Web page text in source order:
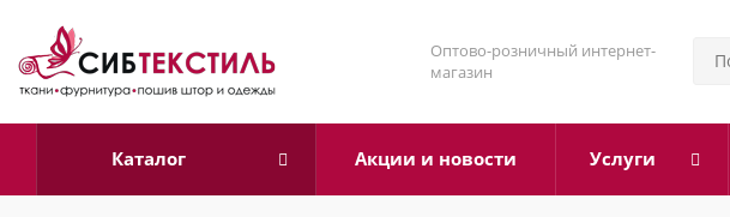
Оптово-розничный интернет-
магазин
Каталог Акции и новости Услуги